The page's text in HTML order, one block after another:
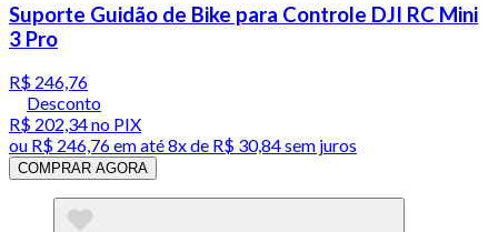
Suporte Guidão de Bike para Controle DJI RC Mini
3 Pro
R$ 246,76
Desconto
R$ 202,34no PIX
ou R$ 246,76em até8x de R$ 30,84 sem juros
COMPRAR AGORA